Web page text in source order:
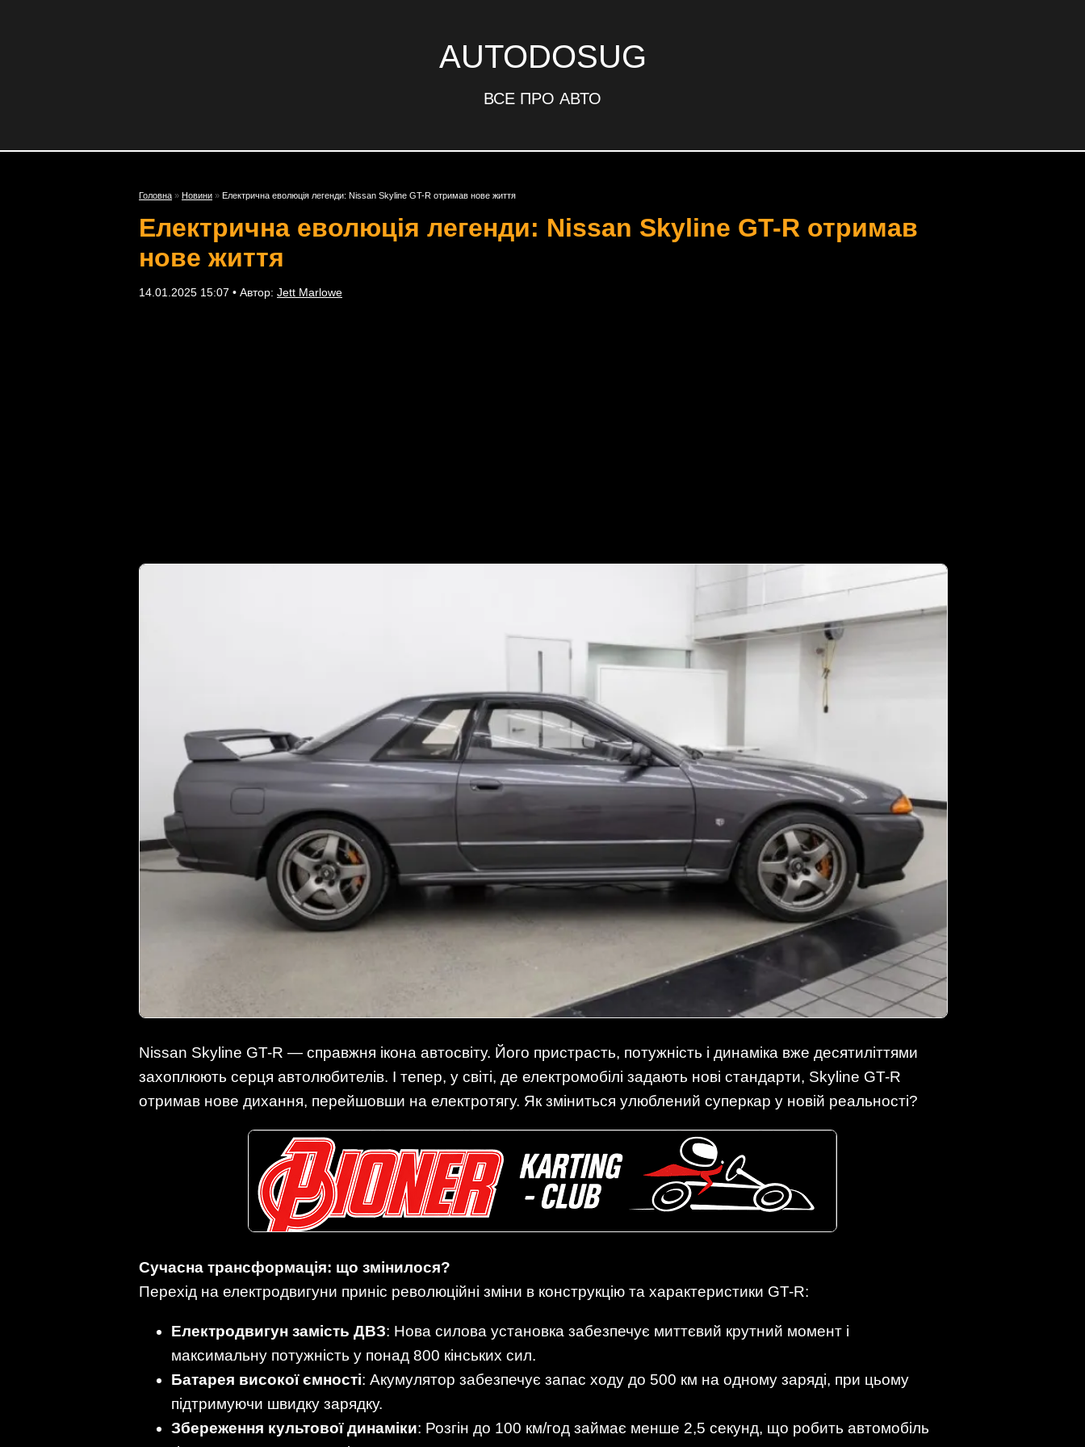
AUTODOSUG
ВСЕ ПРО АВТО
Головна » Новини » Електрична еволюція легенди: Nissan Skyline GT-R отримав нове життя
Електрична еволюція легенди: Nissan Skyline GT-R отримав
нове життя
14.01.2025 15:07 • Автор: Jett Marlowe
Nissan Skyline GT-R — справжня ікона автосвіту. Його пристрасть, потужність і динаміка вже десятиліттями
захоплюють серця автолюбителів. І тепер, у світі, де електромобілі задають нові стандарти, Skyline GT-R
отримав нове дихання, перейшовши на електротягу. Як зміниться улюблений суперкар у новій реальності?
Сучасна трансформація: що змінилося?
Перехід на електродвигуни приніс революційні зміни в конструкцію та характеристики GT-R:
Електродвигун замість ДВЗ: Нова силова установка забезпечує миттєвий крутний момент і
максимальну потужність у понад 800 кінських сил.
Батарея високої ємності: Акумулятор забезпечує запас ходу до 500 км на одному заряді, при цьому
підтримуючи швидку зарядку.
Збереження культової динаміки: Розгін до 100 км/год займає менше 2,5 секунд, що робить автомобіль